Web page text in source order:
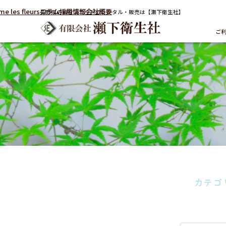
長野県の仮設ユニットのレンタル・販売は【瀬下衛生社】
ご
les fleursコラム採用情報会社概要
カテ